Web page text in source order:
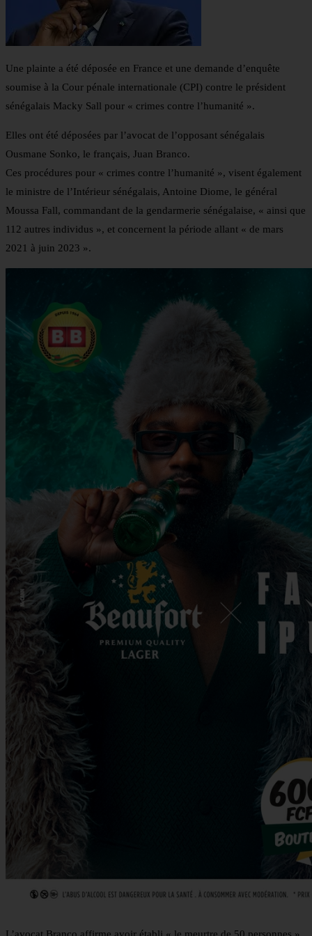
Une plainte a été déposée en France et une demande d’enquête
soumise à la Cour pénale internationale (CPI) contre le président
sénégalais Macky Sall pour « crimes contre l’humanité ».
Elles ont été déposées par l’avocat de l’opposant sénégalais
Ousmane Sonko, le français, Juan Branco.
Ces procédures pour « crimes contre l’humanité », visent également
le ministre de l’Intérieur sénégalais, Antoine Diome, le général
Moussa Fall, commandant de la gendarmerie sénégalaise, « ainsi que
112 autres individus », et concernent la période allant « de mars
2021 à juin 2023 ».